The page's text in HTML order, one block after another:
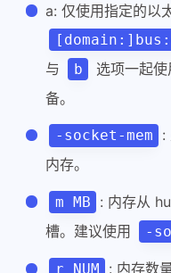
a: 仅使用指定的以
与
b
选项一起
备。
-socket-mem
:
内存。
m MB
: 内存从
槽。建议使用
-
r NUM : 内存数量